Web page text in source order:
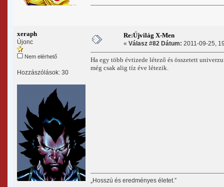
xeraph
Újonc
Nem elérhető
Hozzászólások: 30
Re:Újvilág X-Men
« Válasz #82 Dátum: 2011-09-25,
Ha egy több évtizede létező és összetett
még csak alig tíz éve létezik.
„Hosszú és eredményes életet.”